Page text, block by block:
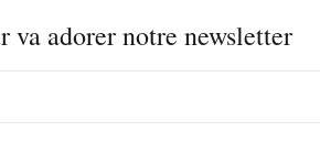
va adorer notre newsletter